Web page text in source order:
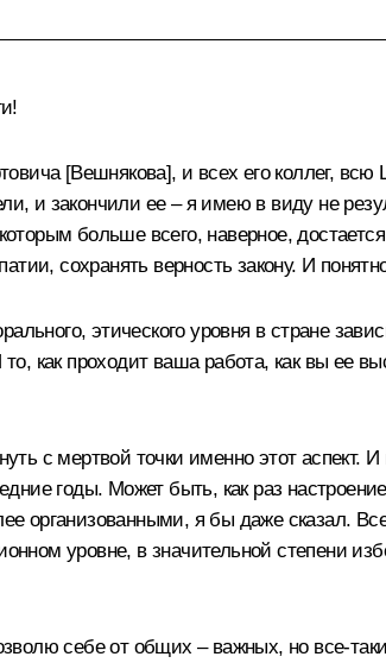
[Вешнякова], и всех его коллег,
и закончили ее – я имею в виду не
больше всего, наверное,
сохранять верность закону. И
этического уровня в стране
как проходит ваша работа, как вы ее
с мертвой точки именно этот
годы. Может быть, как раз
организованными, я бы даже сказал.
уровне, в значительной степени
себе от общих – важных, но